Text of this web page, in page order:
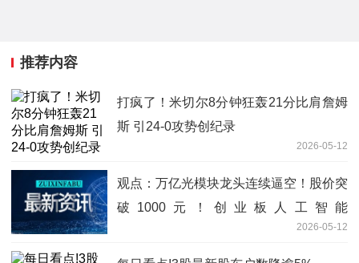
推荐内容
打疯了！米切尔8分钟狂轰21分比肩詹姆
斯 引24-0攻势创纪录
2026-05-12
观点：万亿光模块龙头连续逼空！股价突
破1000元！创业板人工智能
ETF（159363）逆市涨逾1%再创新高
2026-05-12